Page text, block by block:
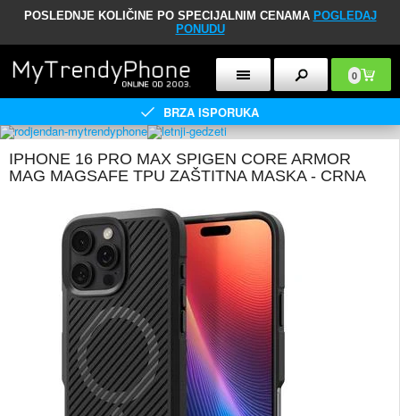
POSLEDNJE KOLIČINE PO SPECIJALNIM CENAMA POGLEDAJ
PONUDU
0
BRZA ISPORUKA
IPHONE 16 PRO MAX SPIGEN CORE ARMOR
MAG MAGSAFE TPU ZAŠTITNA MASKA - CRNA